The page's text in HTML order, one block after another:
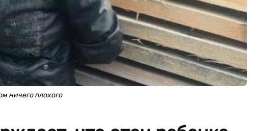
ничего плохого